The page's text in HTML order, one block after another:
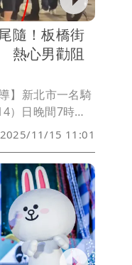
隨！板橋街
熱心男勸阻
】新北市一名騎
）日晚間7時行
民族路口時，疑
有熱心情侶發現
名街友竟惱羞成
男，還持鉛筆作
趕緊報警。警方
提告，依違反社
估其狀態不穩並
2025/11/15 11:01